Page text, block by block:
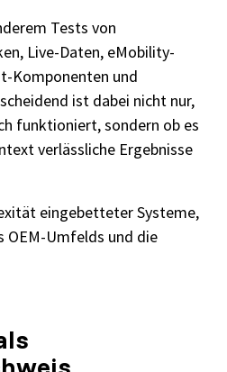
Tests von
Live-Daten, eMobility-
Komponenten und
ist dabei nicht nur,
funktioniert, sondern ob es
verlässliche Ergebnisse
eingebetteter Systeme,
OEM-Umfelds und die